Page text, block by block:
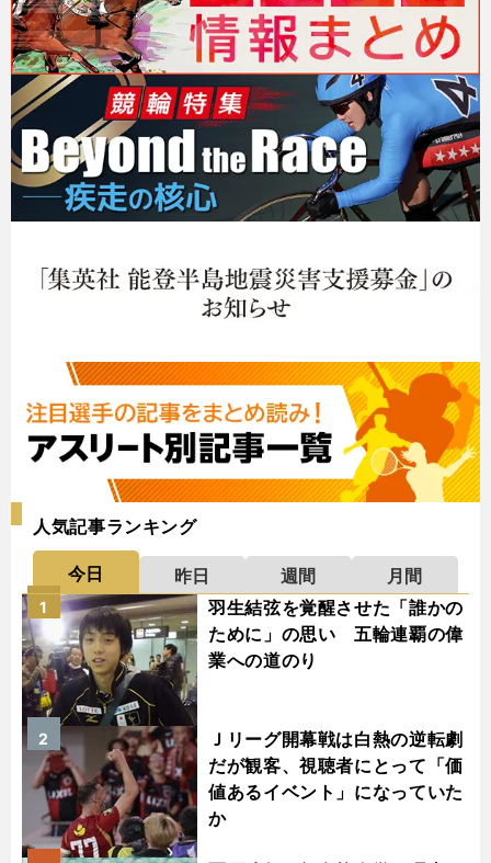
人気記事ランキング
今日 昨日 週間
月間
羽生結弦を覚醒させた「誰かの
ために」の思い 五輪連覇の偉
業への道のり
1
Ｊリーグ開幕戦は白熱の逆転劇
だが観客、視聴者にとって「価
値あるイベント」になっていた
か
2